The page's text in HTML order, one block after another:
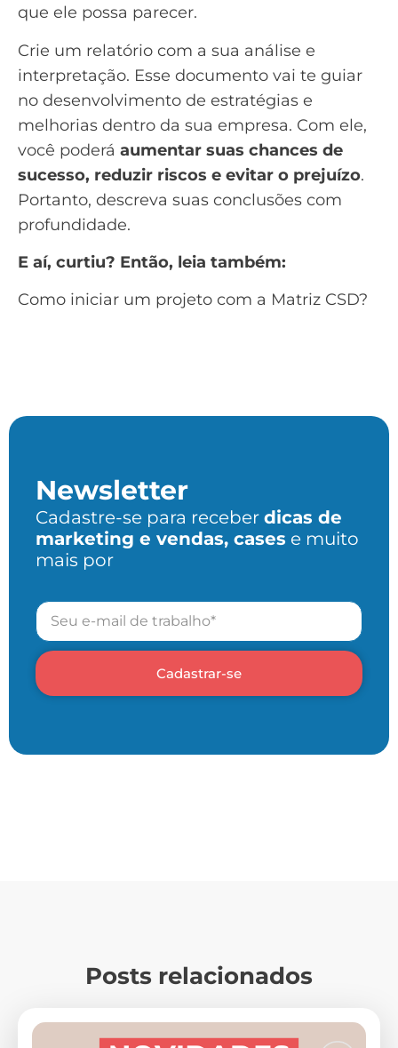
que ele possa parecer.
Crie um relatório com a sua análise e
interpretação. Esse documento vai te guiar
no desenvolvimento de estratégias e
melhorias dentro da sua empresa. Com ele,
você poderá aumentar suas chances de
sucesso, reduzir riscos e evitar o prejuízo.
Portanto, descreva suas conclusões com
profundidade.
E aí, curtiu? Então, leia também:
Como iniciar um projeto com a Matriz CSD?
Newsletter
Cadastre-se para receber dicas de
marketing e vendas, cases e muito
mais por
Cadastrar-se
Posts relacionados